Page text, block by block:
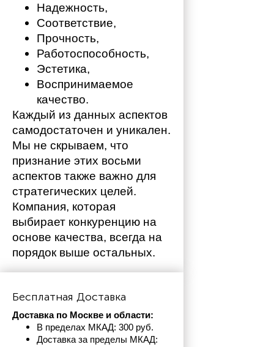
Надежность,
Соответствие,
Прочность,
Работоспособность,
Эстетика,
Воспринимаемое
качество.
Каждый из данных аспектов
самодостаточен и уникален.
Мы не скрываем, что
признание этих восьми
аспектов также важно для
стратегических целей.
Компания, которая
выбирает конкуренцию на
основе качества, всегда на
порядок выше остальных.
Бесплатная Доставка
Доставка по Москве и области:
В пределах МКАД: 300 руб.
Доставка за пределы МКАД: